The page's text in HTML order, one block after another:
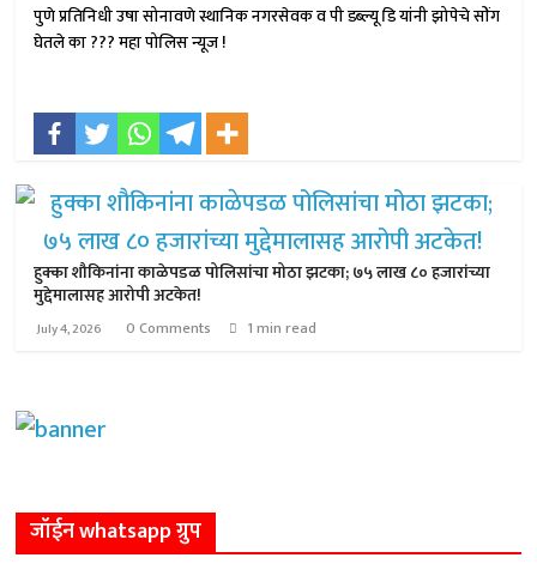
पुणे प्रतिनिधी उषा सोनावणे स्थानिक नगरसेवक व पी डब्ल्यू डि यांनी झोपेचे सोंग
घेतले का ??? महा पोलिस न्यूज !
हुक्का शौकिनांना काळेपडळ पोलिसांचा मोठा झटका; ७५ लाख ८० हजारांच्या
मुद्देमालासह आरोपी अटकेत!
July 4, 2026 0 Comments 1 min read
जॉईन whatsapp ग्रुप